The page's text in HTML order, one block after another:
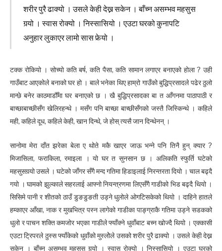
शरीर पुरै ढाक्यो । उसले केही देख्न सकेन । बाँच्न असम्भव महसुस
गर्‍यो । स्वास रोक्यो । निस्सासियो । एउटा घरको कुनापटि
अनुहार लुकाएर लामो सास फेर्‍यो ।
टक्क रोकियो । सोच्यो कति बर्ष, कति पैसा, कति सामान लगाएर बनाएको होला ? उही
गाउँबाट आएकोले बनाको घर हो । बाले भनेका थिए हाम्रो गाउँको बुद्धिप्रसादले पढेर ठुलो
मान्छे बनेर काठमाडौँमा घर बनाएको छ । खै बुद्धिप्रसादका बा त आँगनमा पाठापाठी र
बाच्छाबाच्छीसँग खेलिरहन्थे । मसँग पनि बाच्छा बाच्छीसँगको जस्तै जिस्किन्थे । कहिले
मही, कहिले दूध, कहिले केही, खान दिन्थे, जे होस् त्यसै जान दिन्थेनन् ।
सानोमा मेरा दाँत झरेका बेला ए थोते मकै खाएर जाऊ भन्ने पनि तिनै हुन् क्यार ?
मिजासिला, फराकिला, रमाइला । यो घर त सुनसान छ । अलिकति स्फुर्ति घटेको
महसुसगर्‍यो उसले । घटेको जाँगर सँगै मन्द गतिमा हिडाइलाई निरन्तरता दियो । चाल बढ्दै
गयो । घामको झुल्काले सहरलाई आफ्नो नियन्त्रणमा लिएसँगै गाडीको भिड बढ्दै थियो ।
सिसिमे पानी र शीतको ठाउँ डुङडुङती उड्ने धुलोले ओगटिसकेको थियो । दाहिने हातले
हम्काएर आँखा, नाक र मुखभित्र पस्न लागेको गाडीका पाङ्ग्राकै गतिमा उड्ने सडकको
धुलो र पाचन शक्ति कमजोर भएका गाडीले फ्याँक्ने धुवाँबाट बच्न खोज्दै थियो । एक्कासी
एउटा ट्रिपरले ठुस्स फ्याँकेको धुवाँको मुस्लोेले उसको शरीर पुरै ढाक्यो । उसले केही देख्न
सकेन । बाँच्न असम्भव महसुस गर्‍यो । स्वास रोक्यो । निस्सासियो । एउटा घरको